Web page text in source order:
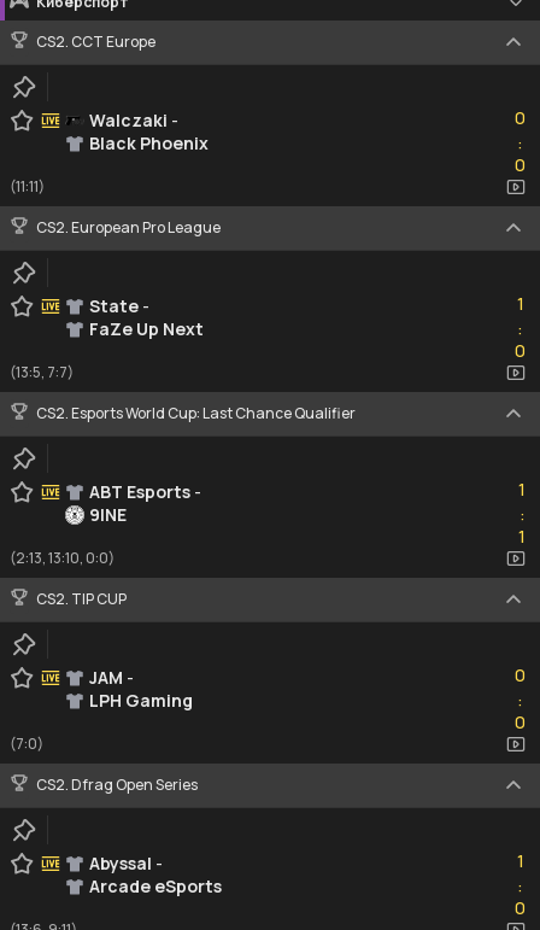
CS2. CCT Europe
Walczaki -
Black Phoenix
0
:0
0
(11:11)
CS2. European Pro League
State -
FaZe Up Next
1
:0
0
(13:5, 7:7)
CS2. Esports World Cup: Last Chance Qualifier
ABT Esports -
9INE
1
:1
1
(2:13, 13:10, 0:0)
CS2. TIP CUP
JAM -
LPH Gaming
0
:0
0
(7:0)
CS2. Dfrag Open Series
Abyssal -
Arcade eSports
1
:0
0